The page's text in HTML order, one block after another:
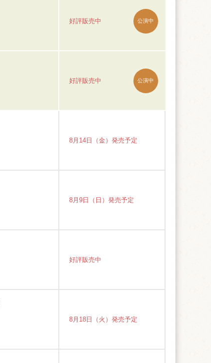
好評販売中 公演中
好評販売中 公演中
8月14日（金）発売予定
8月9日（日）発売予定
好評販売中
8月18日（火）発売予定